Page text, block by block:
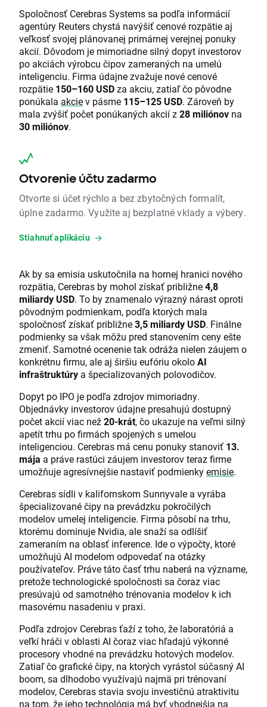
Spoločnosť Cerebras Systems sa podľa informácií
agentúry Reuters chystá navýšiť cenové rozpätie aj
veľkosť svojej plánovanej primárnej verejnej ponuky
akcií. Dôvodom je mimoriadne silný dopyt investorov
po akciách výrobcu čipov zameraných na umelú
inteligenciu. Firma údajne zvažuje nové cenové
rozpätie 150–160 USDza akciu, zatiaľ čo pôvodne
ponúkala akciev pásme 115–125 USD. Zároveň by
mala zvýšiť počet ponúkaných akcií z28 miliónov na
30 miliónov.
Otvorenie účtu zadarmo
Otvorte si účet rýchlo a bez zbytočných formalít,
úplne zadarmo. Využite aj bezplatné vklady a výbery.
Stiahnuť aplikáciu
Ak by sa emisia uskutočnila na hornej hranici nového
rozpätia, Cerebras by mohol získať približne4,8
miliardy USD. To by znamenalo výrazný nárast oproti
pôvodným podmienkam, podľa ktorých mala
spoločnosť získať približne3,5 miliardy USD. Finálne
podmienky sa však môžu pred stanovením ceny ešte
zmeniť. Samotné ocenenie tak odráža nielen záujem o
konkrétnu firmu, ale aj širšiu eufóriu okoloAI
infraštruktúry a špecializovaných polovodičov.
Dopyt po IPO je podľa zdrojov mimoriadny.
Objednávky investorov údajne presahujú dostupný
počet akcií viac než20-krát, čo ukazuje na veľmi silný
apetít trhu po firmách spojených s umelou
inteligenciou. Cerebras má cenu ponuky stanoviť 13.
mája a práve rastúci záujem investorov teraz firme
umožňuje agresívnejšie nastaviť podmienkyemisie.
Cerebras sídli v kalifornskom Sunnyvale a vyrába
špecializované čipy na prevádzku pokročilých
modelov umelej inteligencie. Firma pôsobí na trhu,
ktorému dominuje Nvidia, ale snaží sa odlíšiť
zameraním na oblasť inference. Ide o výpočty, ktoré
umožňujú AI modelom odpovedať na otázky
používateľov. Práve táto časť trhu naberá na význame,
pretože technologické spoločnosti sa čoraz viac
presúvajú od samotného trénovania modelov k ich
masovému nasadeniu v praxi.
Podľa zdrojov Cerebras ťaží z toho, že laboratóriá a
veľkí hráči v oblasti AI čoraz viac hľadajú výkonné
procesory vhodné na prevádzku hotových modelov.
Zatiaľ čo grafické čipy, na ktorých vyrástol súčasný AI
boom, sa dlhodobo využívajú najmä pri trénovaní
modelov, Cerebras stavia svoju investičnú atraktivitu
na tom, že jeho technológia má byť vhodnejšia na